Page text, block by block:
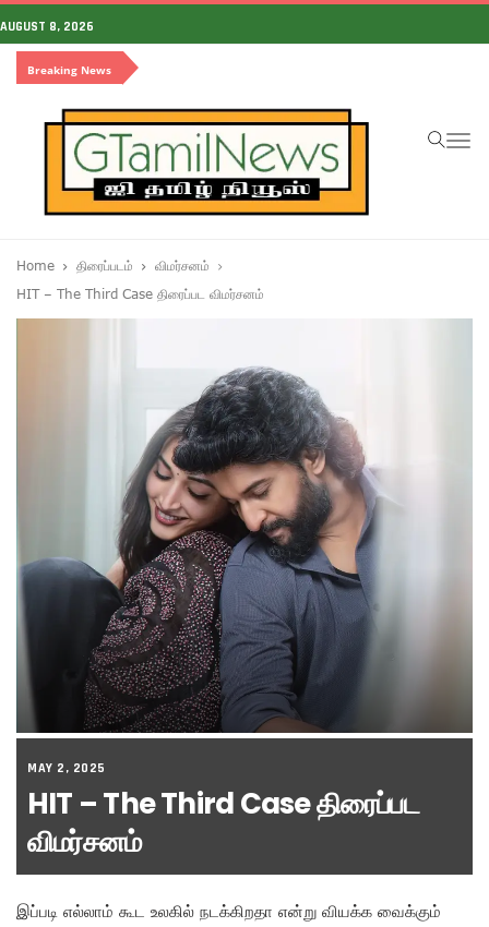
AUGUST 8, 2026
Breaking News
Home திரைப்படம்
விமர்சனம்
HIT – The Third Case திரைப்பட விமர்சனம்
MAY 2, 2025
HIT – The Third Case திரைப்பட
விமர்சனம்
இப்படி எல்லாம் கூட உலகில் நடக்கிறதா என்று வியக்க வைக்கும்